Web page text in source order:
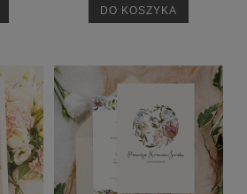
DO KOSZYKA